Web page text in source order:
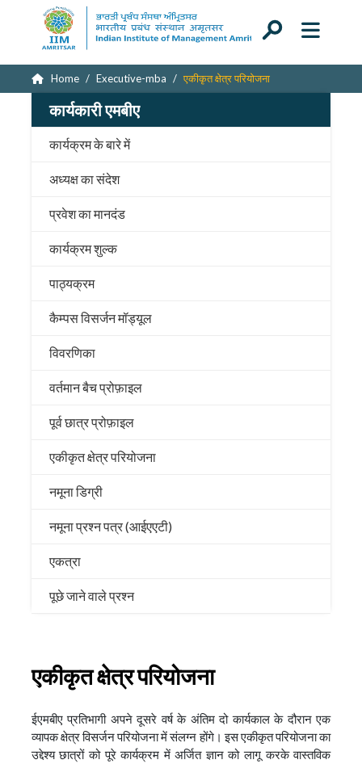
Home Executive-mba एकीकृत क्षेत्र परियोजना
कार्यकारी एमबीए
कार्यक्रम के बारे में
अध्यक्ष का संदेश
प्रवेश का मानदंड
कार्यक्रम शुल्क
पाठ्यक्रम
कैम्पस विसर्जन मॉड्यूल
विवरणिका
वर्तमान बैच प्रोफ़ाइल
पूर्व छात्र प्रोफ़ाइल
एकीकृत क्षेत्र परियोजना
नमूना डिग्री
नमूना प्रश्न पत्र (आईएएटी)
एकत्रा
पूछे जाने वाले प्रश्न
एकीकृत क्षेत्र परियोजना
ईएमबीए प्रतिभागी अपने दूसरे वर्ष के अंतिम दो कार्यकाल के दौरान एक
व्यापक क्षेत्र विसर्जन परियोजना में संलग्न होंगे। इस एकीकृत परियोजना का
उद्देश्य छात्रों को पूरे कार्यक्रम में अर्जित ज्ञान को लागू करके वास्तविक